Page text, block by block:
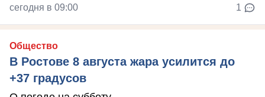
сегодня в 09:00 1
Общество
В Ростове 8 августа жара усилится до
+37 градусов